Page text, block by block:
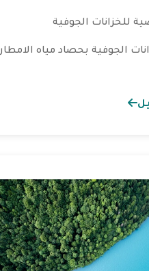
للخزانات الجوفية
الجوفية بحصاد مياه الامطار